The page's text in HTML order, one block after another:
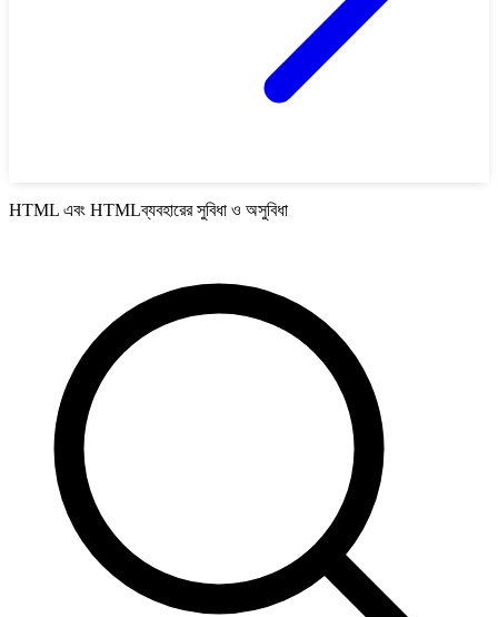
HTML এবং HTMLব্যবহারের সুবিধা ও অসুবিধা